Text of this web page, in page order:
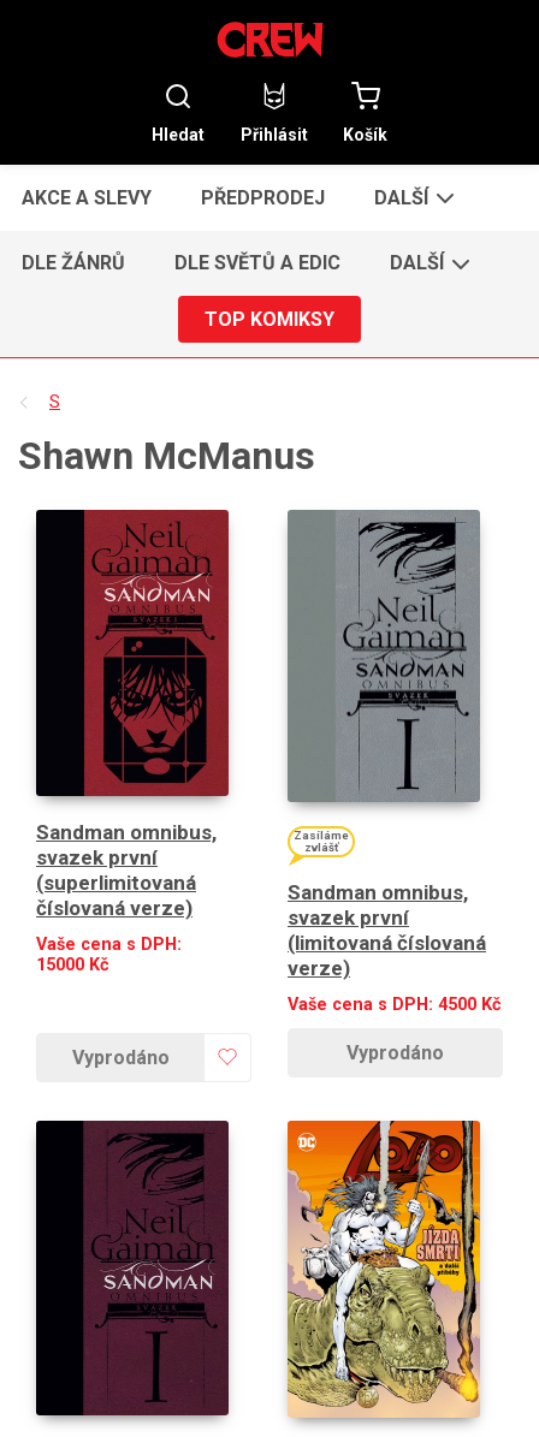
Hledat Přihlásit Košík
AKCE A SLEVY PŘEDPRODEJ DALŠÍ
DLE ŽÁNRŮ DLE SVĚTŮ A EDIC DALŠÍ
TOP KOMIKSY
S
Shawn McManus
Sandman omnibus,
svazek první
(superlimitovaná
číslovaná verze)
Vaše cena s DPH:
15000 Kč
Vyprodáno
Zasíláme
zvlášť
Sandman omnibus,
svazek první
(limitovaná číslovaná
verze)
Vaše cena s DPH: 4500 Kč
Vyprodáno